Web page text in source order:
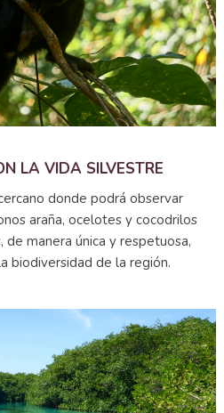
LA VIDA SILVESTRE
donde podrá observar
araña, ocelotes y cocodrilos
de manera única y respetuosa,
biodiversidad de la región.